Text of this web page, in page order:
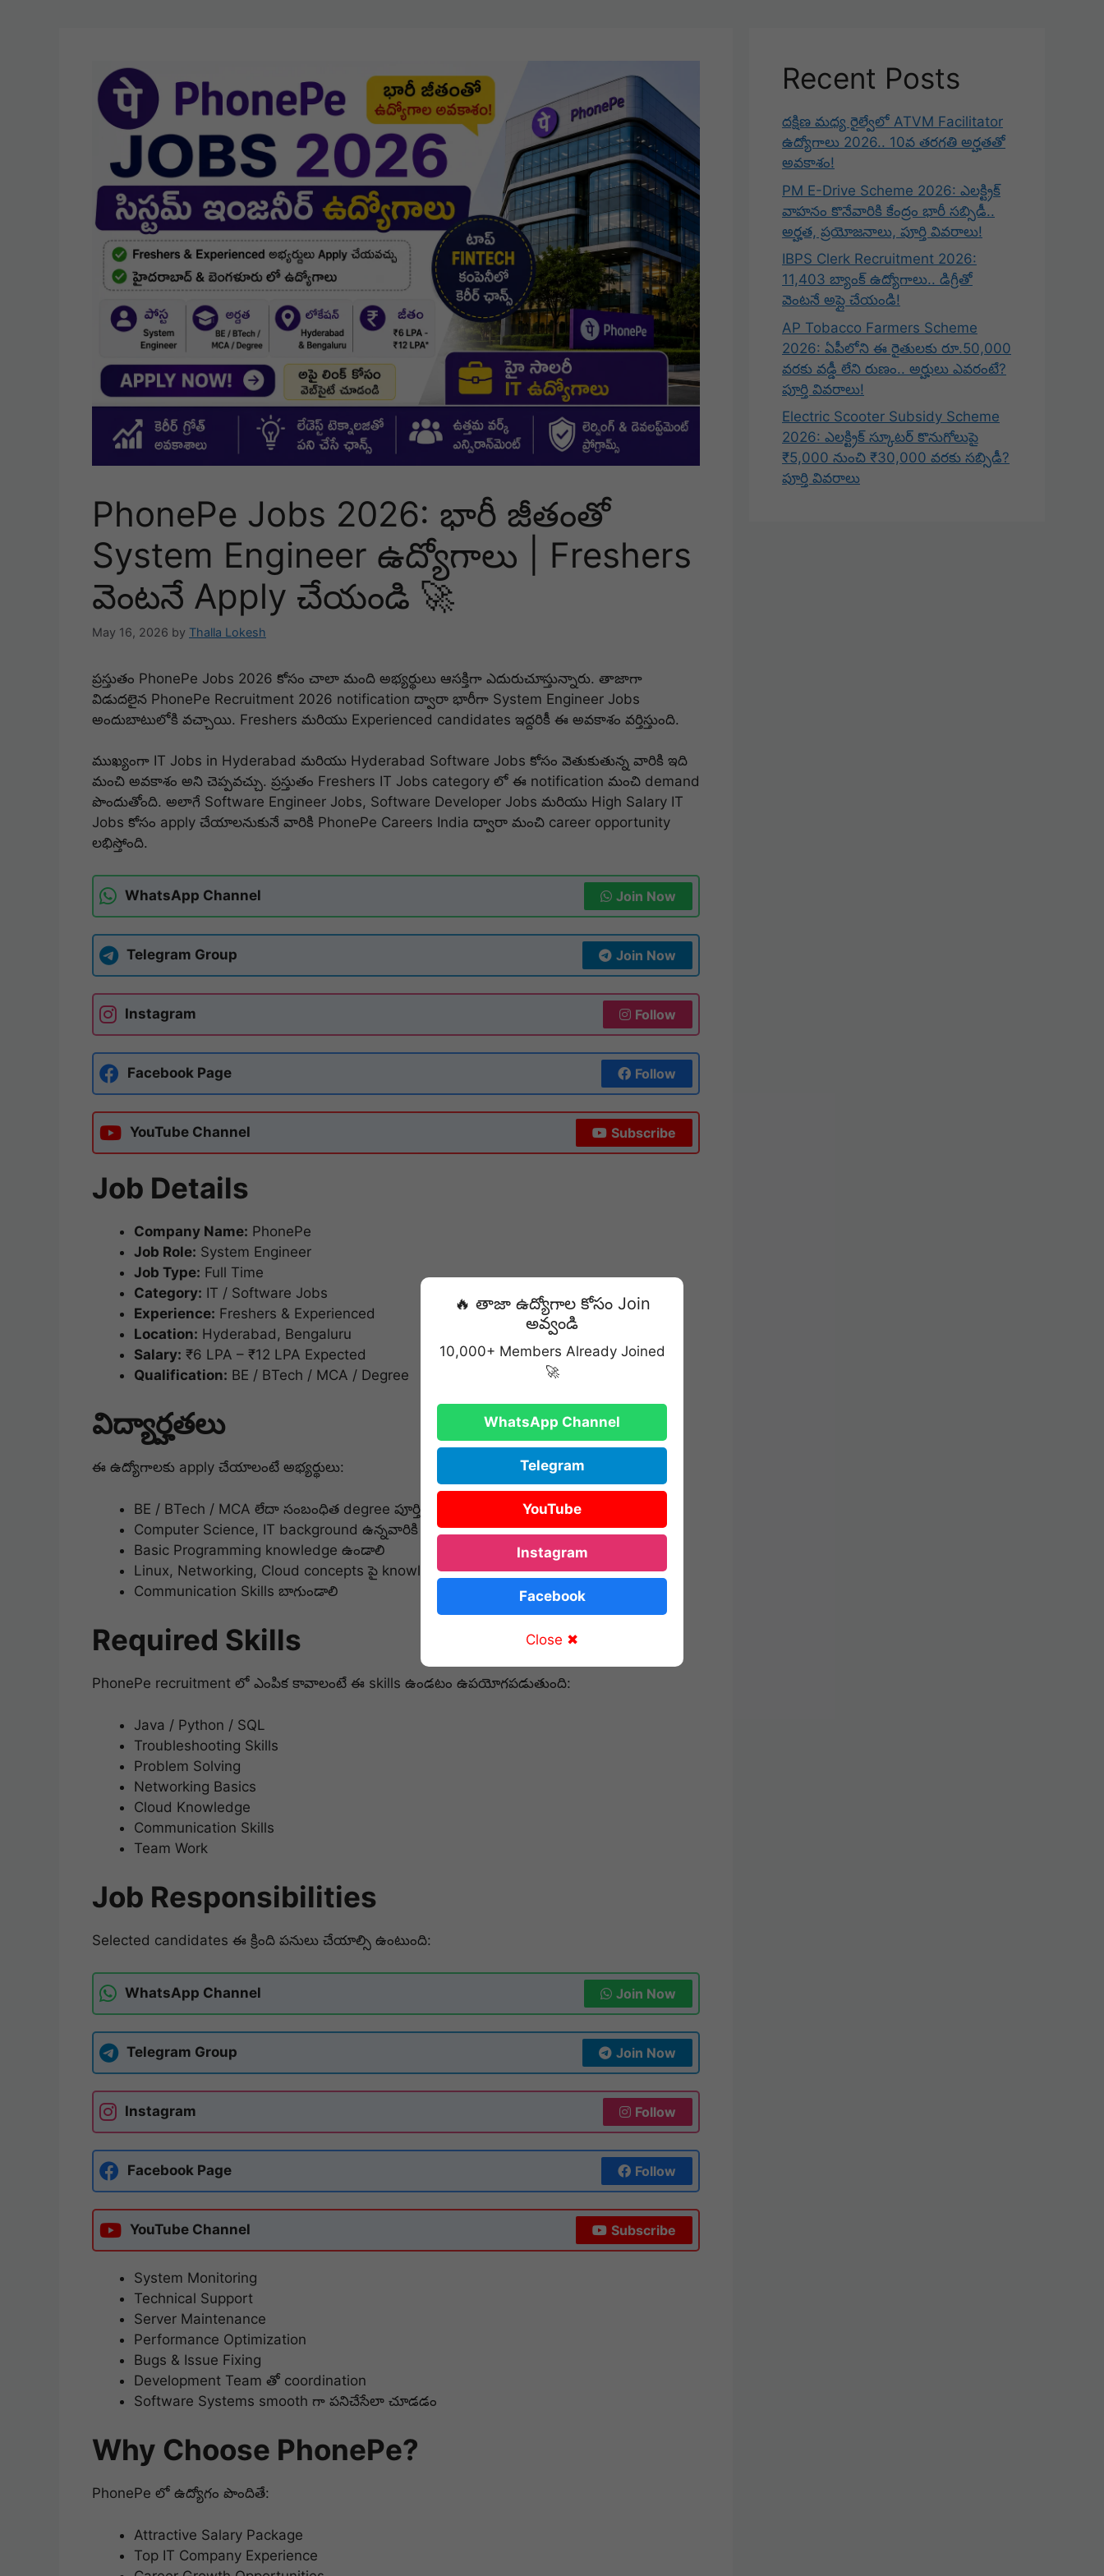
PhonePe Jobs 2026: భారీ జీతంతో
System Engineer ఉద్యోగాలు | Freshers
వెంటనే Apply చేయండి 🚀
May 16, 2026 by Thalla Lokesh
ప్రస్తుతం PhonePe Jobs 2026 కోసం చాలా మంది అభ్యర్థులు ఆసక్తిగా ఎదురుచూస్తున్నారు. తాజాగా
విడుదలైన PhonePe Recruitment 2026 notification ద్వారా భారీగా System Engineer Jobs
అందుబాటులోకి వచ్చాయి. Freshers మరియు Experienced candidates ఇద్దరికీ ఈ అవకాశం వర్తిస్తుంది.
ముఖ్యంగా IT Jobs in Hyderabad మరియు Hyderabad Software Jobs కోసం వెతుకుతున్న వారికి ఇది
మంచి అవకాశం అని చెప్పవచ్చు. ప్రస్తుతం Freshers IT Jobs category లో ఈ notification మంచి demand
పొందుతోంది. అలాగే Software Engineer Jobs, Software Developer Jobs మరియు High Salary IT
Jobs కోసం apply చేయాలనుకునే వారికి PhonePe Careers India ద్వారా మంచి career opportunity
లభిస్తోంది.
WhatsApp Channel Join Now
Telegram Group Join Now
Instagram Follow
Facebook Page Follow
YouTube Channel Subscribe
Job Details
Company Name: PhonePe
Job Role: System Engineer
Job Type: Full Time
Category: IT / Software Jobs
Experience: Freshers & Experienced
Location: Hyderabad, Bengaluru
Salary: ₹6 LPA – ₹12 LPA Expected
Qualification: BE / BTech / MCA / Degree
విద్యార్హతలు
ఈ ఉద్యోగాలకు apply చేయాలంటే అభ్యర్థులు:
BE / BTech / MCA లేదా సంబంధిత degree పూర్తి చేసి ఉండాలి
Computer Science, IT background ఉన్నవారికి ప్రాధాన్యత ఉంటుంది
Basic Programming knowledge ఉండాలి
Linux, Networking, Cloud concepts పై knowledge ఉంటే మంచిది
Communication Skills బాగుండాలి
Required Skills
PhonePe recruitment లో ఎంపిక కావాలంటే ఈ skills ఉండటం ఉపయోగపడుతుంది:
Java / Python / SQL
Troubleshooting Skills
Problem Solving
Networking Basics
Cloud Knowledge
Communication Skills
Team Work
Job Responsibilities
Selected candidates ఈ క్రింది పనులు చేయాల్సి ఉంటుంది:
WhatsApp Channel Join Now
Telegram Group Join Now
Instagram Follow
Facebook Page Follow
YouTube Channel Subscribe
System Monitoring
Technical Support
Server Maintenance
Performance Optimization
Bugs & Issue Fixing
Development Team తో coordination
Software Systems smooth గా పనిచేసేలా చూడడం
Why Choose PhonePe?
PhonePe లో ఉద్యోగం పొందితే:
Attractive Salary Package
Top IT Company Experience
Recent Posts
దక్షిణ మధ్య రైల్వేలో ATVM Facilitator
ఉద్యోగాలు 2026.. 10వ తరగతి అర్హతతో
అవకాశం!
PM E-Drive Scheme 2026: ఎలక్ట్రిక్
వాహనం కొనేవారికి కేంద్రం భారీ సబ్సిడీ..
అర్హత, ప్రయోజనాలు, పూర్తి వివరాలు!
IBPS Clerk Recruitment 2026:
11,403 బ్యాంక్ ఉద్యోగాలు.. డిగ్రీతో
వెంటనే అప్లై చేయండి!
AP Tobacco Farmers Scheme
2026: ఏపీలోని ఈ రైతులకు రూ.50,000
వరకు వడ్డీ లేని రుణం.. అర్హులు ఎవరంటే?
పూర్తి వివరాలు!
Electric Scooter Subsidy Scheme
2026: ఎలక్ట్రిక్ స్కూటర్ కొనుగోలుపై
₹5,000 నుంచి ₹30,000 వరకు సబ్సిడీ?
పూర్తి వివరాలు
🔥 తాజా ఉద్యోగాల కోసం Join
అవ్వండి
10,000+ Members Already Joined
🚀
WhatsApp Channel
Telegram
YouTube
Instagram
Facebook
Close ✖